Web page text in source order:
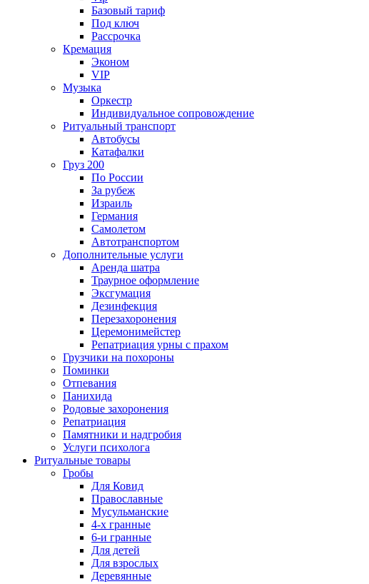
Базовый тариф
Под ключ
Рассрочка
Кремация
Эконом
VIP
Музыка
Оркестр
Индивидуальное сопровождение
Ритуальный транспорт
Автобусы
Катафалки
Груз 200
По России
За рубеж
Израиль
Германия
Самолетом
Автотранспортом
Дополнительные услуги
Аренда шатра
Траурное оформление
Эксгумация
Дезинфекция
Перезахоронения
Церемонимейстер
Репатриация урны с прахом
Грузчики на похороны
Поминки
Отпевания
Панихида
Родовые захоронения
Репатриация
Памятники и надгробия
Услуги психолога
Ритуальные товары
Гробы
Для Ковид
Православные
Мусульманские
4-х гранные
6-и гранные
Для детей
Для взрослых
Деревянные